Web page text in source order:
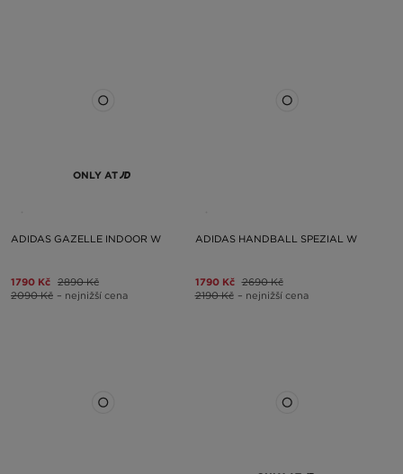
ONLY AT
ADIDAS GAZELLE INDOOR W
1790 Kč 2890 Kč
2090 Kč – nejnižší cena
ADIDAS HANDBALL SPEZIAL W
1790 Kč 2690 Kč
2190 Kč – nejnižší cena